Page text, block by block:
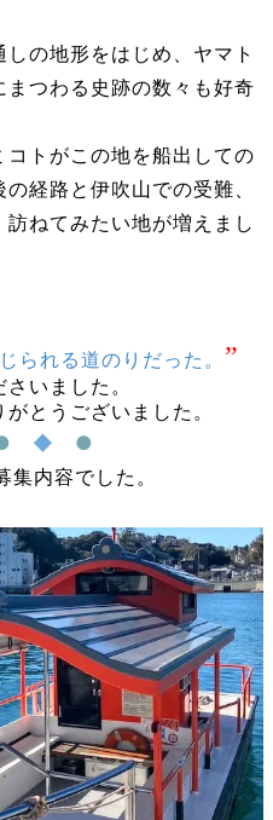
の地形をはじめ、ヤマト
つわる史跡の数々も好奇
トがこの地を船出しての
経路と伊吹山での受難、
ねてみたい地が増えまし
られる道のりだった。 ”
いました。
とうございました。
◆ ●
集内容でした。